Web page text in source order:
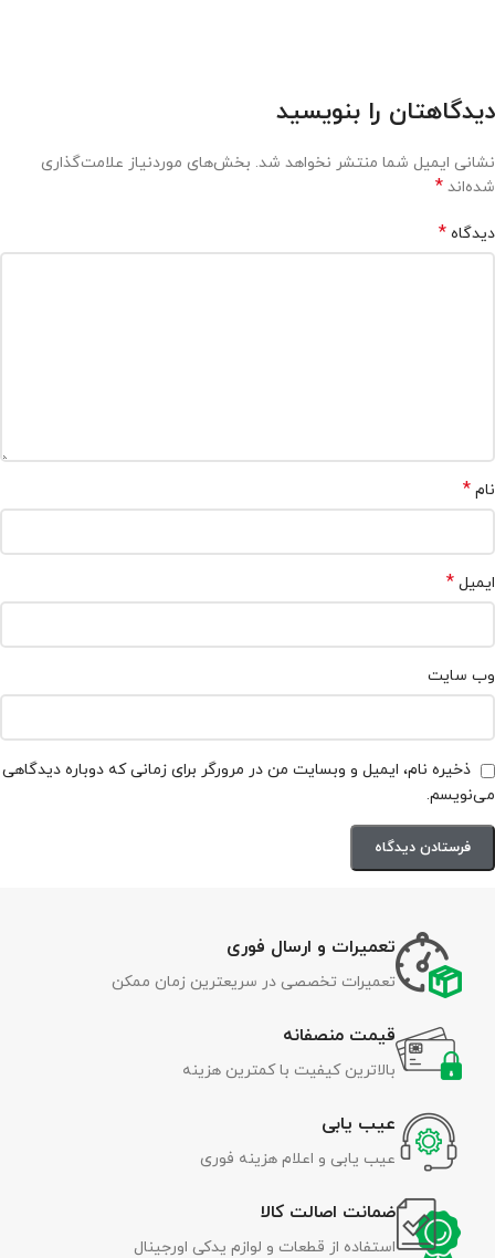
دیدگاهتان را بنویسید
نشانی ایمیل شما منتشر نخواهد شد. بخش‌های موردنیاز علامت‌گذاری
شده‌اند *
دیدگاه *
نام *
ایمیل *
وب‌ سایت
ذخیره نام، ایمیل و وبسایت من در مرورگر برای زمانی که دوباره دیدگاهی
می‌نویسم.
تعمیرات و ارسال فوری
تعمیرات تخصصی در سریعترین زمان ممکن
قیمت منصفانه
بالاترین کیفیت با کمترین هزینه
عیب یابی
عیب یابی و اعلام هزینه فوری
ضمانت اصالت کالا
استفاده از قطعات و لوازم یدکی اورجینال